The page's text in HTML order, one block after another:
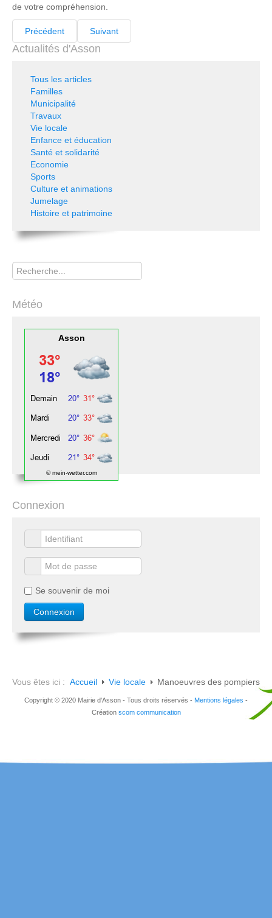
de votre compréhension.
Précédent Suivant
Actualités d'Asson
Tous les articles
Familles
Municipalité
Travaux
Vie locale
Enfance et éducation
Santé et solidarité
Economie
Sports
Culture et animations
Jumelage
Histoire et patrimoine
Rechercher
Météo
Asson
© mein-wetter.com
Connexion
Se souvenir de moi
Vous êtes ici : Accueil Vie locale Manoeuvres des pompiers
Copyright © 2020 Mairie d'Asson - Tous droits réservés - Mentions légales -
Création scom communication